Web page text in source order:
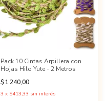
Pack 10 Cintas Arpillera con
Hojas Hilo Yute - 2 Metros
$1.240,00
3 x $413,33 sin interés